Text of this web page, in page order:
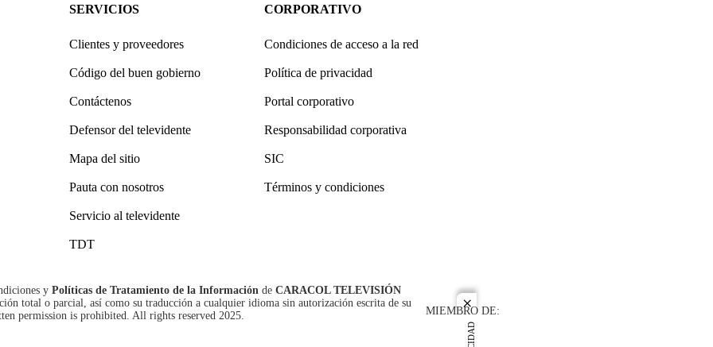
close
SERVICIOS
Clientes y proveedores
Código del buen gobierno
Contáctenos
Defensor del televidente
Mapa del sitio
Pauta con nosotros
Servicio al televidente
TDT
CORPORATIVO
Condiciones de acceso a la red
Política de privacidad
Portal corporativo
Responsabilidad corporativa
SIC
Términos y condiciones
y Políticas de Tratamiento de la Información de CARACOL TELEVISIÓN
total o parcial, así como su traducción a cualquier idioma sin autorización escrita de su
permission is prohibited. All rights reserved 2025.
MIEMBRO DE: